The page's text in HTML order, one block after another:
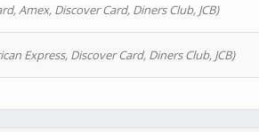
Amex, Discover Card, Diners Club, JCB)
Express, Discover Card, Diners Club, JCB)